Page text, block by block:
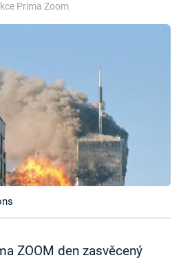
Prima Zoom
ZOOM den zasvěcený